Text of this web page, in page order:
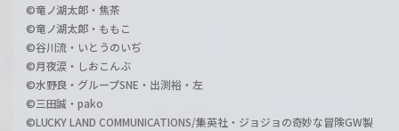
©竜ノ湖太郎・焦茶
©竜ノ湖太郎・ももこ
©谷川流・いとうのいぢ
©月夜涙・しおこんぶ
©水野良・グループSNE・出渕裕・左
©三田誠・pako
©LUCKY LAND COMMUNICATIONS/集英社・ジョジョの奇妙な冒険GW製